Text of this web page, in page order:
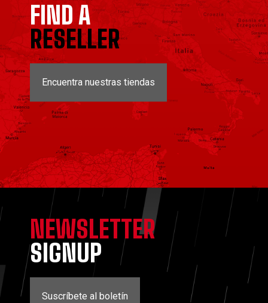
FIND A
RESELLER
Encuentra nuestras tiendas
NEWSLETTER
SIGNUP
Suscríbete al boletín